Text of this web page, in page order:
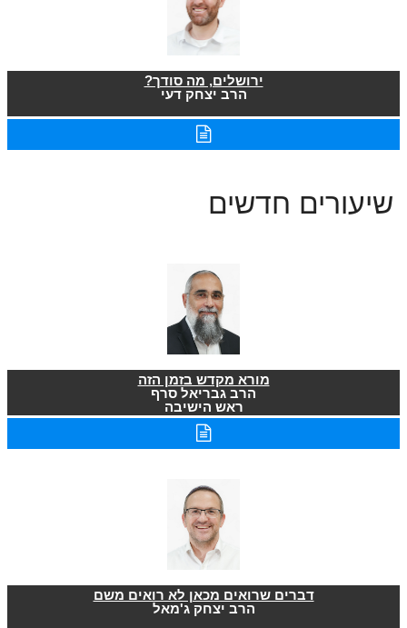
ירושלים, מה סודך?
הרב יצחק דעי
שיעורים חדשים
מורא מקדש בזמן הזה
הרב גבריאל סרף
ראש הישיבה
דברים שרואים מכאן לא רואים משם
הרב יצחק ג'מאל